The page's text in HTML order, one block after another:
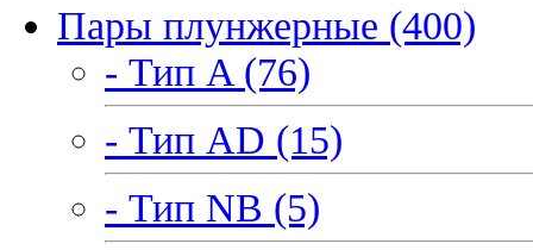
Пары плунжерные (400)
- Тип A (76)
- Тип AD (15)
- Тип NB (5)